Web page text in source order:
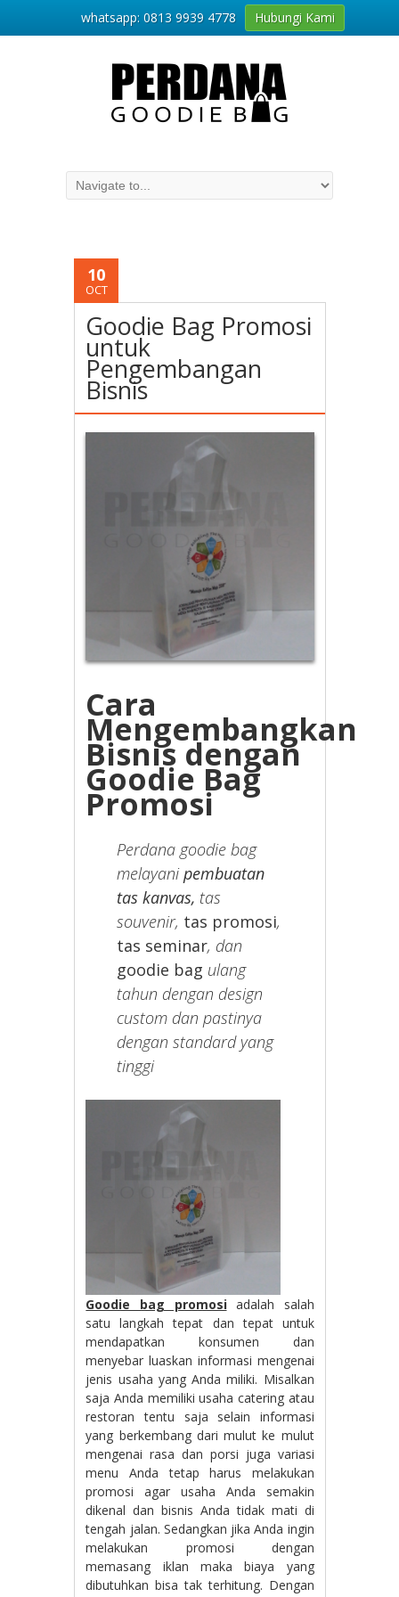
10
OCT
Goodie Bag Promosi
untuk
Pengembangan
Bisnis
Cara
Mengembangkan
Bisnis dengan
Goodie Bag
Promosi
Perdana goodie bag
melayanipembuatan
tas kanvas, tas
souvenir, tas promosi,
tas seminar, dan
goodie bag ulang
tahun dengan design
custom dan pastinya
dengan standard yang
tinggi
Goodie bag promosiadalah salah
satu langkah tepat dan tepat untuk
mendapatkan konsumen dan
menyebar luaskan informasi mengenai
jenis usaha yang Anda miliki. Misalkan
saja Anda memiliki usaha catering atau
restoran tentu saja selain informasi
yang berkembang dari mulut ke mulut
mengenai rasa dan porsi juga variasi
menu Anda tetap harus melakukan
promosi agar usaha Anda semakin
dikenal dan bisnis Anda tidak mati di
tengah jalan. Sedangkan jika Anda ingin
melakukan promosi dengan
memasang iklan maka biaya yang
dibutuhkan bisa tak terhitung. Dengan
whatsapp: 0813 9939 4778 Hubungi Kami